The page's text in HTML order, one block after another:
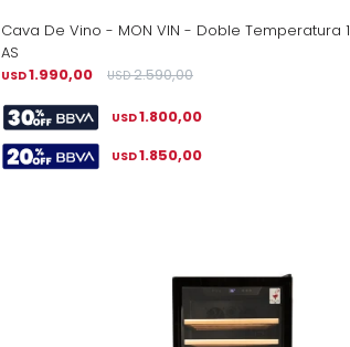
Cava De Vino - MON VIN - Doble Temperatura
AS
USD1.990,00 USD 2.590,00
USD1.800,00
USD1.850,00